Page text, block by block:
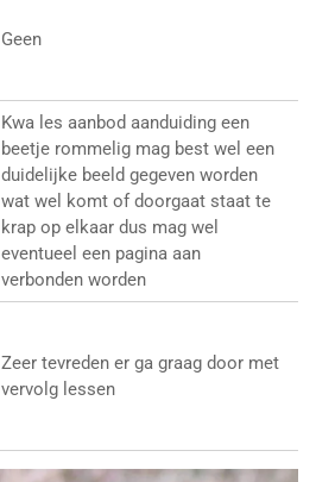
Geen
Kwa les aanbod aanduiding een
beetje rommelig mag best wel een
duidelijke beeld gegeven worden
wat wel komt of doorgaat staat te
krap op elkaar dus mag wel
eventueel een pagina aan
verbonden worden
Zeer tevreden er ga graag door met
vervolg lessen